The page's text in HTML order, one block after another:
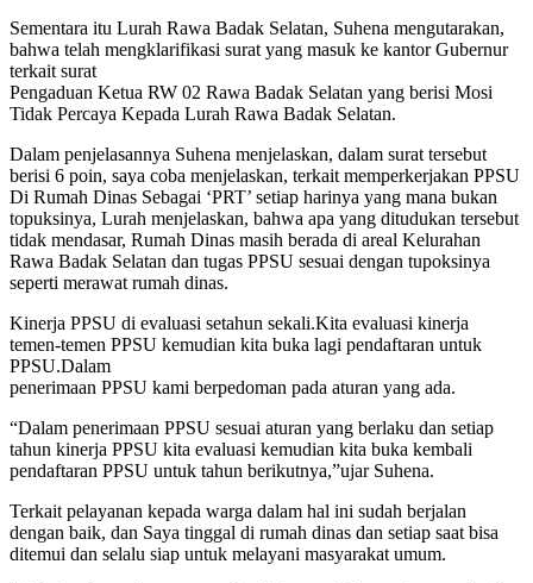
Sementara itu Lurah Rawa Badak Selatan, Suhena mengutarakan,
bahwa telah mengklarifikasi surat yang masuk ke kantor Gubernur
terkait surat
Pengaduan Ketua RW 02 Rawa Badak Selatan yang berisi Mosi
Tidak Percaya Kepada Lurah Rawa Badak Selatan.
Dalam penjelasannya Suhena menjelaskan, dalam surat tersebut
berisi 6 poin, saya coba menjelaskan, terkait memperkerjakan PPSU
Di Rumah Dinas Sebagai ‘PRT’ setiap harinya yang mana bukan
topuksinya, Lurah menjelaskan, bahwa apa yang ditudukan tersebut
tidak mendasar, Rumah Dinas masih berada di areal Kelurahan
Rawa Badak Selatan dan tugas PPSU sesuai dengan tupoksinya
seperti merawat rumah dinas.
Kinerja PPSU di evaluasi setahun sekali.Kita evaluasi kinerja
temen-temen PPSU kemudian kita buka lagi pendaftaran untuk
PPSU.Dalam
penerimaan PPSU kami berpedoman pada aturan yang ada.
“Dalam penerimaan PPSU sesuai aturan yang berlaku dan setiap
tahun kinerja PPSU kita evaluasi kemudian kita buka kembali
pendaftaran PPSU untuk tahun berikutnya,”ujar Suhena.
Terkait pelayanan kepada warga dalam hal ini sudah berjalan
dengan baik, dan Saya tinggal di rumah dinas dan setiap saat bisa
ditemui dan selalu siap untuk melayani masyarakat umum.